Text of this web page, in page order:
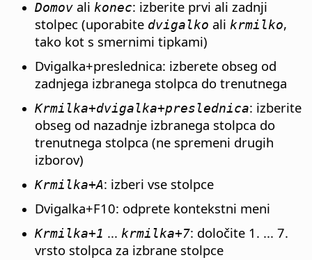
Domov ali konec: izberite prvi ali zadnji
stolpec (uporabite dvigalko ali krmilko,
tako kot s smernimi tipkami)
Dvigalka+preslednica: izberete obseg od
zadnjega izbranega stolpca do trenutnega
Krmilka+dvigalka+preslednica: izberite
obseg od nazadnje izbranega stolpca do
trenutnega stolpca (ne spremeni drugih
izborov)
Krmilka+A: izberi vse stolpce
Dvigalka+F10: odprete kontekstni meni
Krmilka+1 ... krmilka+7: določite 1. ... 7.
vrsto stolpca za izbrane stolpce